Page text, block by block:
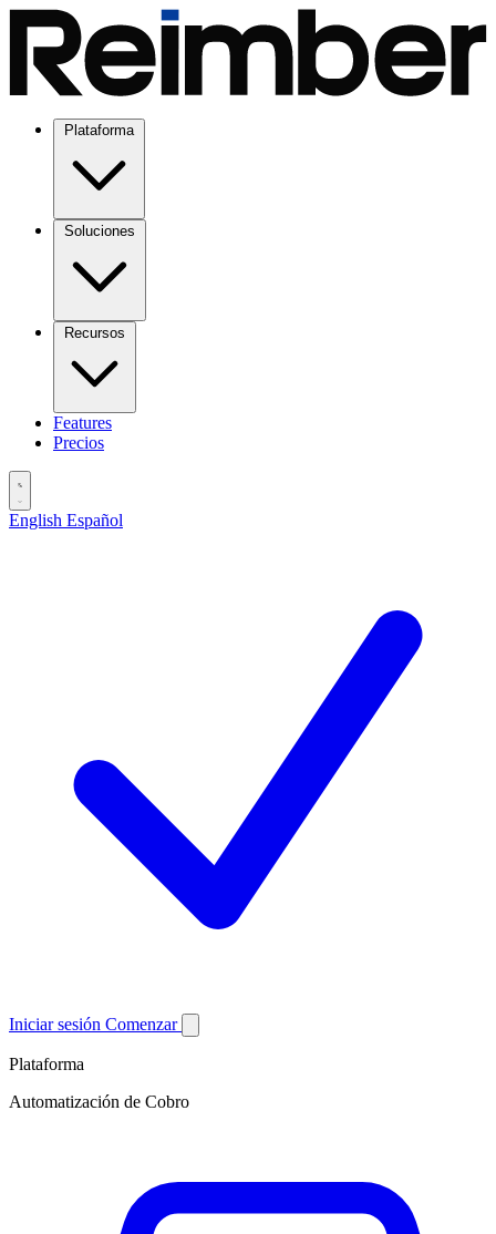
Features
Precios
English Español
Iniciar sesión Comenzar
Plataforma
Automatización de Cobro